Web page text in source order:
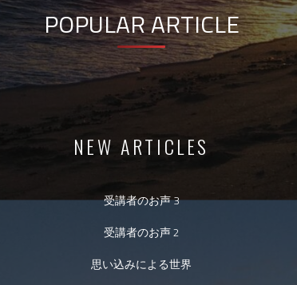
POPULAR ARTICLE
NEW ARTICLES
受講者のお声 3
受講者のお声 2
思い込みによる世界